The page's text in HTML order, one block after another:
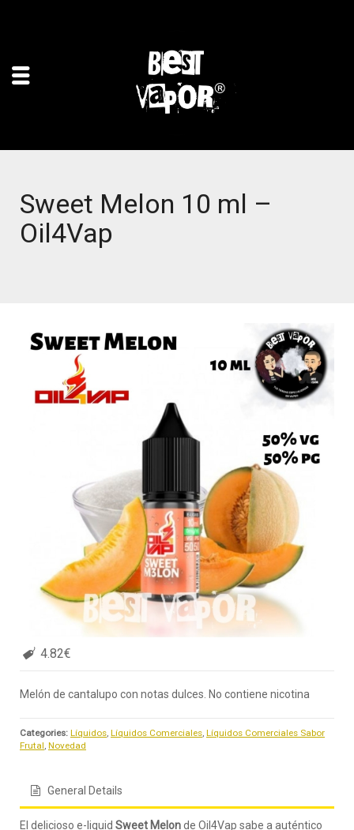
Sweet Melon 10 ml –
Oil4Vap
4.82€
Melón de cantalupo con notas dulces. No contiene nicotina
Categories: Líquidos, Líquidos Comerciales, Líquidos Comerciales Sabor
Frutal, Novedad
General Details
El delicioso e-liquid Sweet Melonde Oil4Vap sabe a auténtico